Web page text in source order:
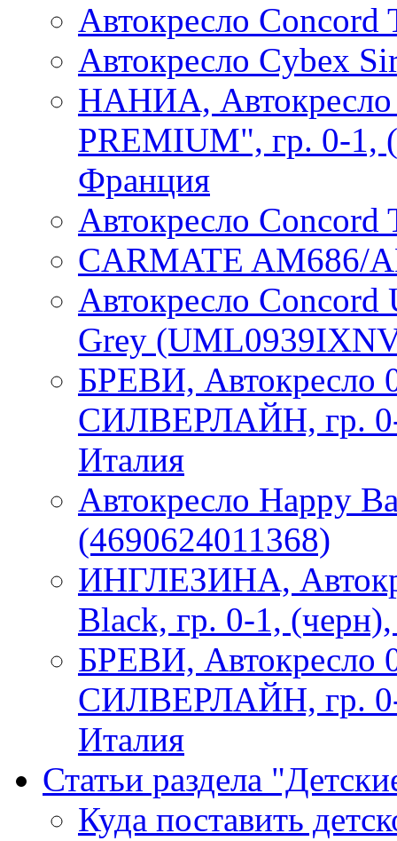
Автокресло
Автокресло Cybex
НАНИА, Автокресло
PREMIUM", гр. 0-1,
Франция
Автокресло Concord
CARMATE AM686/
Автокресло
Grey
БРЕВИ,
СИЛВЕРЛАЙН, гр. 0-
Италия
Автокресло Happy
(4690624011368)
ИНГЛЕЗИНА,
Black, гр. 0-1,
БРЕВИ,
СИЛВЕРЛАЙН, гр. 0-
Италия
Статьи раздела
Куда поставить